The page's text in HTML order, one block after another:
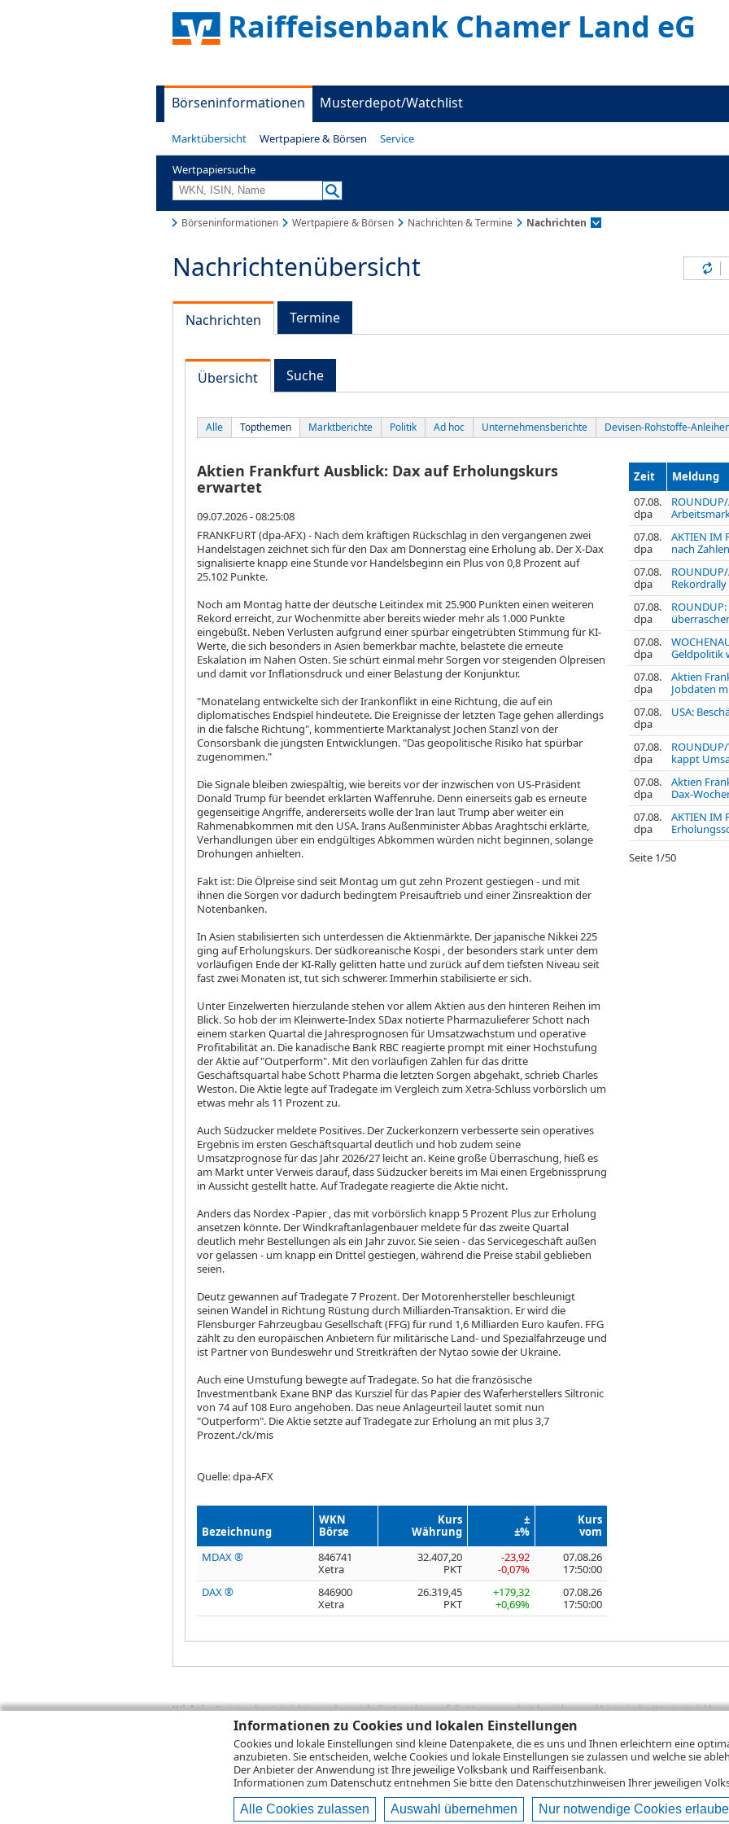
Informationen zu Cookies und lokalen Einstellungen
Cookies und lokale Einstellungen sind kleine Datenpakete, die es uns und Ihnen erleichtern eine
anzubieten. Sie entscheiden, welche Cookies und lokale Einstellungen sie zulassen und welche sie
Der Anbieter der Anwendung ist Ihre jeweilige Volksbank und Raiffeisenbank.
Informationen zum Datenschutzentnehmen Sie bitte den Datenschutzhinweisen Ihrer jeweiligen
Alle Cookies zulassen Auswahl übernehmen Nur notwendige Cookies
Raiffeisenbank Chamer Land eG
Börseninformationen Musterdepot/Watchlist
Marktübersicht Wertpapiere & Börsen Service
Wertpapiersuche
Börseninformationen Wertpapiere & Börsen Nachrichten & Termine Nachrichten
Nachrichtenübersicht
Nachrichten Termine
Übersicht Suche
Alle Topthemen Marktberichte Politik Ad hoc Unternehmensberichte Devisen-Rohstoffe-
Aktien Frankfurt Ausblick: Dax auf Erholungskurs
erwartet
09.07.2026 - 08:25:08
FRANKFURT (dpa-AFX) - Nach dem kräftigen Rückschlag in den vergangenen zwei
Handelstagen zeichnet sich für den Daxam Donnerstag eine Erholung ab. Der X-Dax
signalisierte knapp eine Stunde vor Handelsbeginn ein Plus von 0,8 Prozent auf
25.102 Punkte.
Noch am Montag hatte der deutsche Leitindex mit 25.900 Punkten einen weiteren
Rekord erreicht, zur Wochenmitte aber bereits wieder mehr als 1.000 Punkte
eingebüßt. Neben Verlusten aufgrund einer spürbar eingetrübten Stimmung für KI-
Werte, die sich besonders in Asien bemerkbar machte, belastete die erneute
Eskalation im Nahen Osten. Sie schürt einmal mehr Sorgen vor steigenden Ölpreisen
und damit vor Inflationsdruck und einer Belastung der Konjunktur.
"Monatelang entwickelte sich der Irankonflikt in eine Richtung, die auf ein
diplomatisches Endspiel hindeutete. Die Ereignisse der letzten Tage gehen allerdings
in die falsche Richtung", kommentierte Marktanalyst Jochen Stanzl von der
Consorsbank die jüngsten Entwicklungen. "Das geopolitische Risiko hat spürbar
zugenommen."
Die Signale bleiben zwiespältig, wie bereits vor der inzwischen von US-Präsident
Donald Trump für beendet erklärten Waffenruhe. Denn einerseits gab es erneute
gegenseitige Angriffe, andererseits wolle der Iran laut Trump aber weiter ein
Rahmenabkommen mit den USA. Irans Außenminister Abbas Araghtschi erklärte,
Verhandlungen über ein endgültiges Abkommen würden nicht beginnen, solange
Drohungen anhielten.
Fakt ist: Die Ölpreise sind seit Montag um gut zehn Prozent gestiegen - und mit
ihnen die Sorgen vor dadurch bedingtem Preisauftrieb und einer Zinsreaktion der
Notenbanken.
In Asien stabilisierten sich unterdessen die Aktienmärkte. Der japanische Nikkei 225
ging auf Erholungskurs. Der südkoreanische Kospi , der besonders stark unter dem
vorläufigen Ende der KI-Rally gelitten hatte und zurück auf dem tiefsten Niveau seit
fast zwei Monaten ist, tut sich schwerer. Immerhin stabilisierte er sich.
Unter Einzelwerten hierzulande stehen vor allem Aktien aus den hinteren Reihen im
Blick. So hob der im Kleinwerte-Index SDax notierte Pharmazulieferer Schott nach
einem starken Quartal die Jahresprognosen für Umsatzwachstum und operative
Profitabilität an. Die kanadische Bank RBC reagierte prompt mit einer Hochstufung
der Aktie auf "Outperform". Mit den vorläufigen Zahlen für das dritte
Geschäftsquartal habe Schott Pharmadie letzten Sorgen abgehakt, schrieb Charles
Weston. Die Aktie legte auf Tradegate im Vergleich zum Xetra-Schluss vorbörslich um
etwas mehr als 11 Prozent zu.
Auch Südzucker meldete Positives. Der Zuckerkonzern verbesserte sein operatives
Ergebnis im ersten Geschäftsquartal deutlich und hob zudem seine
Umsatzprognose für das Jahr 2026/27 leicht an. Keine große Überraschung, hieß es
am Markt unter Verweis darauf, dass Südzucker bereits im Mai einen Ergebnissprung
in Aussicht gestellt hatte. Auf Tradegate reagierte die Aktie nicht.
Anders das Nordex-Papier , das mit vorbörslich knapp 5 Prozent Plus zur Erholung
ansetzen könnte. Der Windkraftanlagenbauer meldete für das zweite Quartal
deutlich mehr Bestellungen als ein Jahr zuvor. Sie seien - das Servicegeschäft außen
vor gelassen - um knapp ein Drittel gestiegen, während die Preise stabil geblieben
seien.
Deutzgewannen auf Tradegate 7 Prozent. Der Motorenhersteller beschleunigt
seinen Wandel in Richtung Rüstung durch Milliarden-Transaktion. Er wird die
Flensburger Fahrzeugbau Gesellschaft (FFG) für rund 1,6 Milliarden Euro kaufen. FFG
zählt zu den europäischen Anbietern für militärische Land- und Spezialfahrzeuge und
ist Partner von Bundeswehr und Streitkräften der Nytao sowie der Ukraine.
Auch eine Umstufung bewegte auf Tradegate. So hat die französische
Investmentbank Exane BNP das Kursziel für das Papier des Waferherstellers Siltronic
von 74 auf 108 Euro angehoben. Das neue Anlageurteil lautet somit nun
"Outperform". Die Aktie setzte auf Tradegate zur Erholung an mit plus 3,7
Prozent./ck/mis
Quelle: dpa-AFX
Bezeichnung
WKN
Börse
Kurs
Währung
±
±%
Kurs
vom
MDAX ®
846741
Xetra
32.407,20
PKT
-23,92
-0,07%
07.08.26
17:50:00
DAX ®
846900
Xetra
26.319,45
PKT
+179,32
+0,69%
07.08.26
17:50:00
Zeit
Meldung
07.08.
dpa
07.08.
dpa
AKTIEN IM
nach
07.08.
dpa
07.08.
dpa
07.08.
dpa
Geldpolitik
07.08.
dpa
Aktien
Jobdaten
07.08.
dpa
USA:
07.08.
dpa
kappt
07.08.
dpa
Aktien
Dax-
07.08.
dpa
AKTIEN IM
Seite 1/50
Wichtig:Es ist zu berücksichtigen, dass sich die Angaben auf die Vergangenheit beziehen und historische
zukünftige Ergebnisse darstellen. Bei Performanceangaben handelt es sich stets um Bruttowertangaben. Bei
Provisionen, Gebühren und andere Entgelte), die beim Erwerb von Wertpapieren in der Regel anfallen, nicht berücksichtigt.
Depotgebühren hinzu. Mit dem Wertentwicklungsrechner können Sie auf den einzelnen Wertpapierseiten Ihre individuell
Performance, die sich unter Berücksichtigung sämtlicher Transaktionskosten und etwaigen Depotgebühren ergibt,
kann die Rendite zudem infolge von Währungsschwankungen steigen oder fallen.